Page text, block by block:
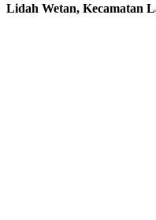
Lidah Wetan, Kecamatan